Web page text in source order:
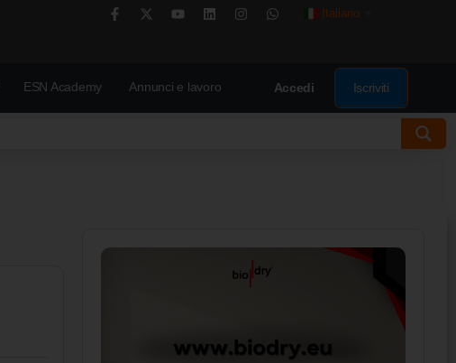
Italiano
ESN Academy Annunci e lavoro Accedi Iscriviti